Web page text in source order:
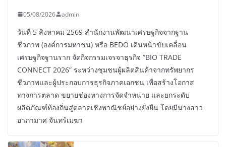
05/08/2026 admin
วันที่ 5 สิงหาคม 2569 สำนักงานพัฒนาเศรษฐกิจจากฐาน
ชีวภาพ (องค์การมหาชน) หรือ BEDO เดินหน้าขับเคลื่อน
เศรษฐกิจฐานราก จัดกิจกรรมเจรจาธุรกิจ “BIO TRADE
CONNECT 2026” ระหว่างชุมชนผู้ผลิตสินค้าจากทรัพยากร
ชีวภาพและผู้ประกอบการธุรกิจภาคเอกชน เพื่อสร้างโอกาส
ทางการตลาด ขยายช่องทางการจัดจำหน่าย และยกระดับ
ผลิตภัณฑ์ท้องถิ่นสู่ตลาดเชิงพาณิชย์อย่างยั่งยืน โดยมีนางสาว
อาภามาศ จันทร์เมฆา